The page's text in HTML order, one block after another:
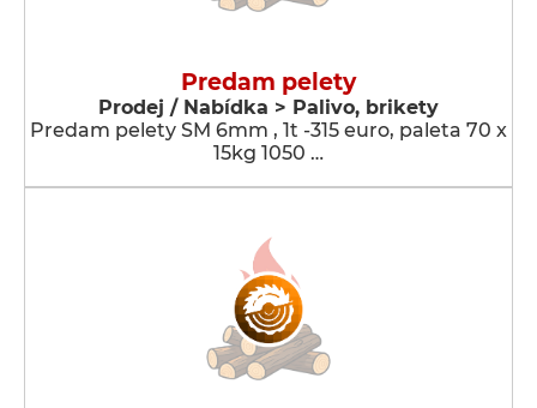
Predam pelety
Prodej / Nabídka > Palivo, brikety
Predam pelety SM 6mm , 1t -315 euro, paleta 70 x
15kg 1050 …